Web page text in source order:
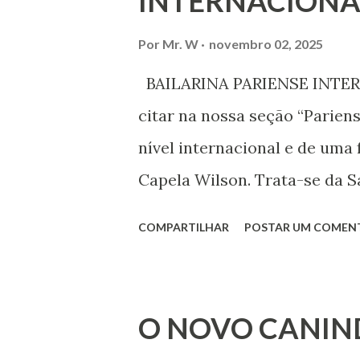
liberdade de opinião e de
associação, e de participar
Por Mr. W novembro 02, 2025
BAILARINA PARIENSE
citar na nossa seção
nível internacional e de
Capela Wilson. Trata-se da
Iniciou seus estudos em
em 1999, no estilo
COMPARTILHAR POSTAR UM
O NOVO